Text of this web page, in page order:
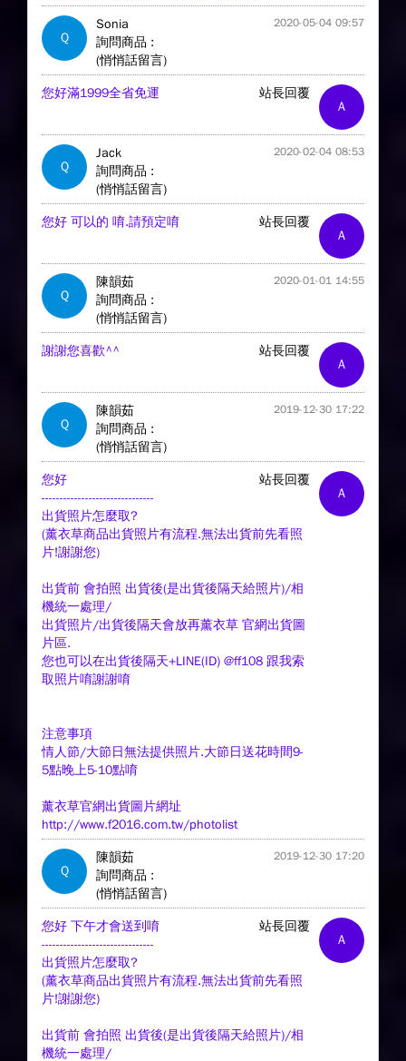
Q
Sonia 2020-05-04 09:57
詢問商品 :
(悄悄話留言)
A
站長回覆
您好滿1999全省免運
Q
Jack 2020-02-04 08:53
詢問商品 :
(悄悄話留言)
A
站長回覆
您好 可以的 唷.請預定唷
Q
陳韻茹 2020-01-01 14:55
詢問商品 :
(悄悄話留言)
A
站長回覆
謝謝您喜歡^^
Q
陳韻茹 2019-12-30 17:22
詢問商品 :
(悄悄話留言)
A
站長回覆
您好
-------------------------------
出貨照片怎麼取?
(薰衣草商品出貨照片有流程.無法出貨前先看照
片!謝謝您)
出貨前 會拍照 出貨後(是出貨後隔天給照片)/相
機統一處理/
出貨照片/出貨後隔天會放再薰衣草 官網出貨圖
片區.
您也可以在出貨後隔天+LINE(ID) @ff108 跟我索
取照片唷謝謝唷
注意事項
情人節/大節日無法提供照片.大節日送花時間9-
5點晚上5-10點唷
薰衣草官網出貨圖片網址
http://www.f2016.com.tw/photolist
Q
陳韻茹 2019-12-30 17:20
詢問商品 :
(悄悄話留言)
A
站長回覆
您好 下午才會送到唷
-------------------------------
出貨照片怎麼取?
(薰衣草商品出貨照片有流程.無法出貨前先看照
片!謝謝您)
出貨前 會拍照 出貨後(是出貨後隔天給照片)/相
機統一處理/